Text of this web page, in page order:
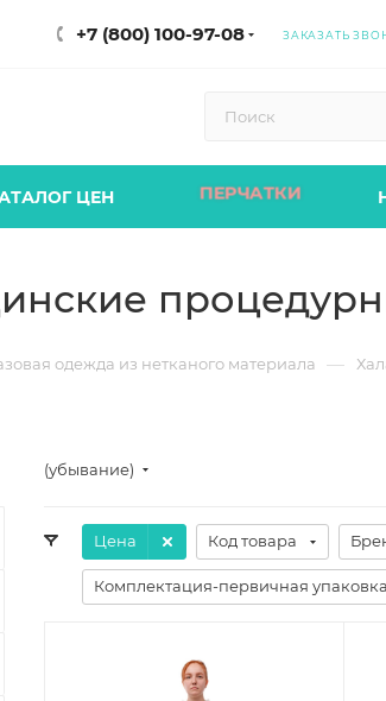
+7 (800) 100-97-08 ЗАКАЗАТЬ
ЦЕН ПЕРЧАТКИ
одежда из нетканого материала —
(убывание)
Цена Код товара
Комплектация-первичная упаковка